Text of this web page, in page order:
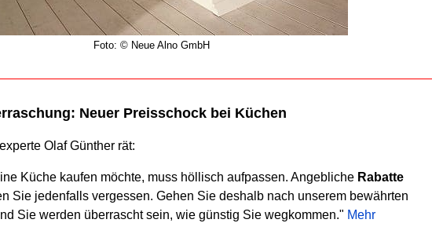
Foto: © Neue Alno GmbH
Neuer Preisschock bei Küchen
Olaf Günther rät:
Küche kaufen möchte, muss höllisch aufpassen. Angebliche Rabatte
Sie jedenfalls vergessen. Gehen Sie deshalb nach unserem bewährten
Sie werden überrascht sein, wie günstig Sie wegkommen." Mehr